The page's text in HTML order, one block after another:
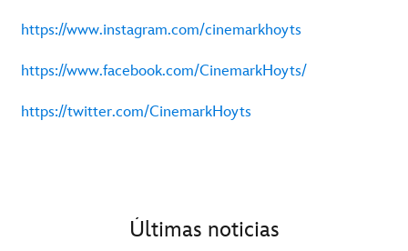
https://www.instagram.com/cinemarkhoyts
https://www.facebook.com/CinemarkHoyts/
https://twitter.com/CinemarkHoyts
Últimas noticias